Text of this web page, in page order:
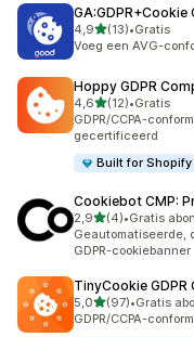
4,9van 5 sterren
(13)
13 recensies in totaal
•Gratis
Voeg een AVG-
Hoppy GDPR
4,6van 5 sterren
(12)
12 recensies in totaal
•Gratis
GDPR/CCPA-
gecertificeerd
Built for Shopify
Cookiebot CMP:
2,9van 5 sterren
(4)
4 recensies in totaal
•Gratis
Geautomatiseerde,
GDPR-cookiebanner
TinyCookie GDPR
5,0van 5 sterren
(97)
97 recensies in
•Gratis
GDPR/CCPA-